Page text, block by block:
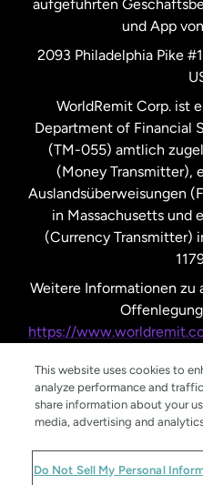
Vereinigte
Vereinigte
Vereinigtes
aufgeführten
und App
2093 Philadelphia Pike
WorldRemit Corp. ist
Department of Financial
(TM-055) amtlich
(Money Transmitter),
Auslandsüberweisungen
in Massachusetts und
(Currency Transmitter)
Weitere Informationen zu
https://
©
This website uses cookies to
analyze performance and
share information about your
media, advertising and
Do Not Sell My Personal